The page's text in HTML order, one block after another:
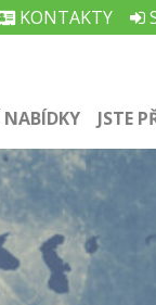
KONTAKTY
NABÍDKY JSTE